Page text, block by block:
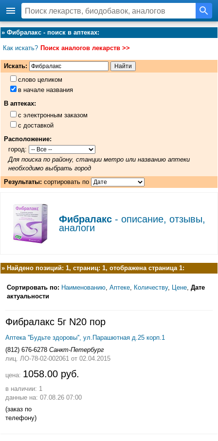
» Фибралакс - поиск в аптеках:
Как искать? Поиск аналогов лекарств >>
Искать:
слово целиком
в начале названия
В аптеках:
с электронным заказом
с доставкой
Расположение:
город:
Для поиска по району, станции метро или названию аптеки
необходимо выбрать город
Результаты: сортировать по
Фибралакс- описание, отзывы,
аналоги
» Найдено позиций: 1, страниц: 1, отображена страница 1:
Сортировать по: Наименованию Аптеке Количеству, Цене Дате
актуальности
Фибралакс 5г N20 пор
Аптека ''Будьте здоровы'', ул.Парашютная д.25 корп.1
(812) 676-6278 Санкт-Петербург
лиц. ЛО-78-02-002061 от 02.04.2015
цена: 1058.00 руб.
в наличии: 1
данные на: 07.08.26 07:00
(заказ по
телефону)